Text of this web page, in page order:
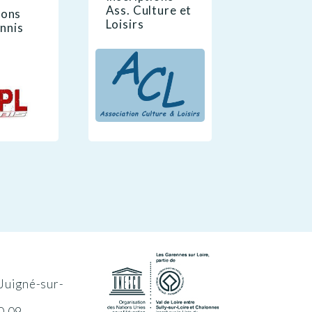
Ass. Culture et
Loisirs
sur-